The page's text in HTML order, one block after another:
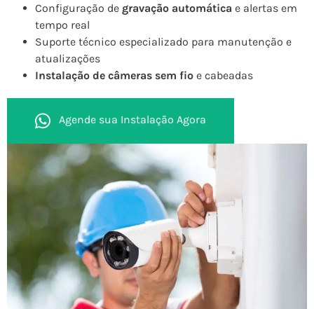
Configuração de gravação automática e alertas em
tempo real
Suporte técnico especializado para manutenção e
atualizações
Instalação de câmeras sem fio e cabeadas
Agende sua Instalação Agora